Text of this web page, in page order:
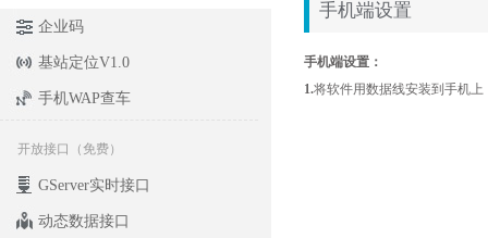
企业码
基站定位V1.0
手机WAP查车
开放接口（免费）
GServer实时接口
动态数据接口
手机端设置
手机端设置：
1.将软件用数据线安装到手机